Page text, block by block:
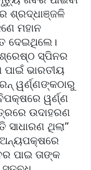
ଶ୍ରଦ୍ଧାଞ୍ଜଳି
ମହାନ
ଦେଇଥିଲେ।
ଶ୍ରେଷ୍ଠ ସ୍ପିନର
ପାଇଁ ଭାରତୀୟ
ୱର୍ଣ୍ଣଙ୍କଠାରୁ
ୱର୍ଣ୍ଣ
ଉଦାହରଣ
ଥିଲା’’
ଅନ୍ୟପକ୍ଷରେ
ପାଇ ତାଙ୍କ